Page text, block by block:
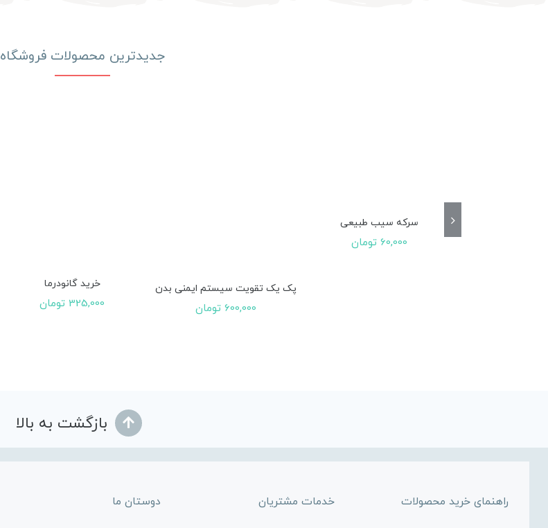
جدیدترین محصولات فروشگاه
سرکه سیب طبیعی
60,000 تومان
پک یک تقویت سیستم ایمنی بدن
600,000 تومان
خرید گانودرما
325,000 تومان
بازگشت به بالا
راهنمای خرید محصولات خدمات مشتریان دوستان ما